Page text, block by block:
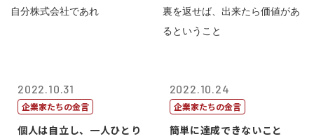
2022.10.31
企業家たちの金言
個人は自立し、一人ひとり
2022.10.24
企業家たちの金言
簡単に達成できないこと